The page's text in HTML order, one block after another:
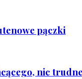
pączki
nic